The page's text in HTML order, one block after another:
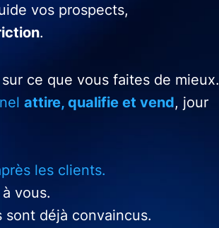
vos prospects,
.
ce que vous faites de mieux.
attire, qualifie et vend, jour
les clients.
vous.
sont déjà convaincus.